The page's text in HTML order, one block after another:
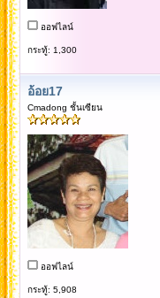
ออฟไลน์
กระทู้: 1,300
อ้อย17
Cmadong ชั้นเซียน
ออฟไลน์
กระทู้: 5,908